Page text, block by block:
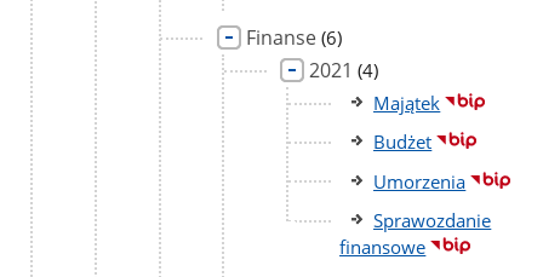
Finanse liczba
podstron
(6)
2021 liczba
podstron
(4)
Majątek
Budżet
Umorzenia
Sprawozdanie
finansowe